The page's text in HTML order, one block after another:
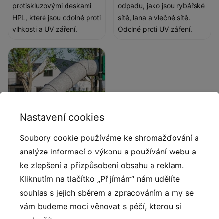
protiskluzovými deskami
HPL, které jsou odolné proti
vlhkosti a UV záření.
odpadu, jako jsou rybářské
sítě, lana a vlečné sítě.
Odolné proti UV záření.
Skluzavky a střechy
recyklované
Skluzavky a střechy
vyrobené metodou
rotomouldingu s využitím
Nastavení cookies
Soubory cookie používáme ke shromažďování a
analýze informací o výkonu a používání webu a
ke zlepšení a přizpůsobení obsahu a reklam.
Kliknutím na tlačítko „Přijímám“ nám udělíte
souhlas s jejich sběrem a zpracováním a my se
vám budeme moci věnovat s péčí, kterou si